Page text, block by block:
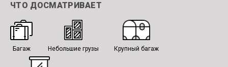
ЧТО ДОСМАТРИВАЕТ
Багаж Небольшие грузы Крупный багаж